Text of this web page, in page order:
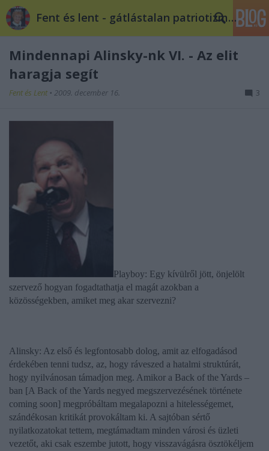
Fent és lent - gátlástalan patriotizmus
Mindennapi Alinsky-nk VI. - Az elit
haragja segít
Fent és Lent • 2009. december 16. 3
Playboy: Egy kívülről jött, önjelölt
szervező hogyan fogadtathatja el magát azokban a
közösségekben, amiket meg akar szervezni?
Alinsky: Az első és legfontosabb dolog, amit az elfogadásod
érdekében tenni tudsz, az, hogy ráveszed a hatalmi struktúrát,
hogy nyilvánosan támadjon meg. Amikor a Back of the Yards –
ban [A Back of the Yards negyed megszervezésének története
coming soon] megpróbáltam megalapozni a hitelességemet,
szándékosan kritikát provokáltam ki. A sajtóban sértő
nyilatkozatokat tettem, megtámadtam minden városi és üzleti
vezetőt, aki csak eszembe jutott, hogy visszavágásra ösztökéljem